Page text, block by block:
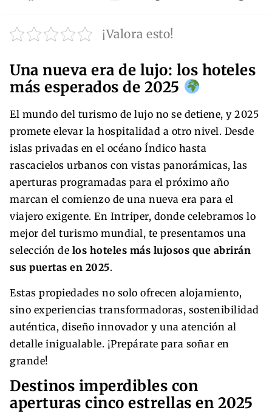
¡Valora esto!
Una nueva era de lujo: los hoteles
más esperados de 2025
El mundo del turismo de lujo no se detiene, y 2025
promete elevar la hospitalidad a otro nivel. Desde
islas privadas en el océano Índico hasta
rascacielos urbanos con vistas panorámicas, las
aperturas programadas para el próximo año
marcan el comienzo de una nueva era para el
viajero exigente. En Intriper, donde celebramos lo
mejor del turismo mundial, te presentamos una
selección de los hoteles más lujosos que abrirán
sus puertas en 2025.
Estas propiedades no solo ofrecen alojamiento,
sino experiencias transformadoras, sostenibilidad
auténtica, diseño innovador y una atención al
detalle inigualable. ¡Prepárate para soñar en
grande!
Destinos imperdibles con
aperturas cinco estrellas en 2025